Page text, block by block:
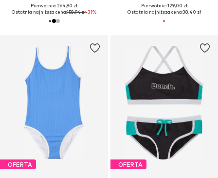
Pierwotnie: 264,90 zł
Ostatnia najniższa cena:158,94 zł-31%
Pierwotnie: 129,00 zł
Ostatnia najniższa cena:38,40 zł
OFERTA OFERTA